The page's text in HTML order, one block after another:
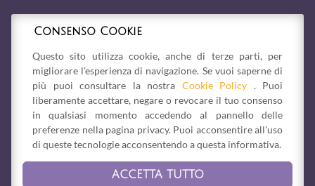
Consenso Cookie
Questo sito utilizza cookie, anche di terze parti, per
migliorare l'esperienza di navigazione. Se vuoi saperne di
più puoi consultare la nostra Cookie Policy . Puoi
liberamente accettare, negare o revocare il tuo consenso
in qualsiasi momento accedendo al pannello delle
preferenze nella pagina privacy. Puoi acconsentire all'uso
di queste tecnologie acconsentendo a questa informativa.
ACCETTA TUTTO